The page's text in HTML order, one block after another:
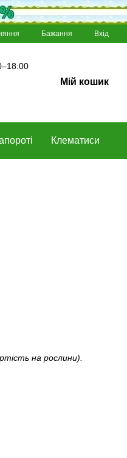
Бажання Вхід
Мій кошик
Клематиси
на рослини).